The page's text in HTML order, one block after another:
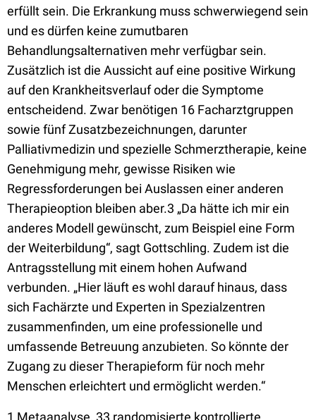
erfüllt sein. Die Erkrankung muss schwerwiegend sein
und es dürfen keine zumutbaren
Behandlungsalternativen mehr verfügbar sein.
Zusätzlich ist die Aussicht auf eine positive Wirkung
auf den Krankheitsverlauf oder die Symptome
entscheidend. Zwar benötigen 16 Facharztgruppen
sowie fünf Zusatzbezeichnungen, darunter
Palliativmedizin und spezielle Schmerztherapie, keine
Genehmigung mehr, gewisse Risiken wie
Regressforderungen bei Auslassen einer anderen
Therapieoption bleiben aber.3 „Da hätte ich mir ein
anderes Modell gewünscht, zum Beispiel eine Form
der Weiterbildung“, sagt Gottschling. Zudem ist die
Antragsstellung mit einem hohen Aufwand
verbunden. „Hier läuft es wohl darauf hinaus, dass
sich Fachärzte und Experten in Spezialzentren
zusammenfinden, um eine professionelle und
umfassende Betreuung anzubieten. So könnte der
Zugang zu dieser Therapieform für noch mehr
Menschen erleichtert und ermöglicht werden.“
1 Metaanalyse, 33 randomisierte kontrollierte